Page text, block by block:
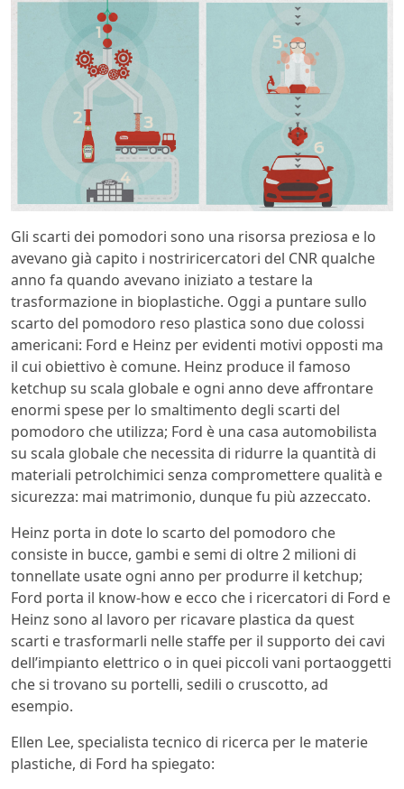
Gli scarti dei pomodori sono una risorsa preziosa e lo
avevano già capito i nostriricercatori del CNR qualche
anno fa quando avevano iniziato a testare la
trasformazione in bioplastiche. Oggi a puntare sullo
scarto del pomodoro reso plastica sono due colossi
americani: Ford e Heinz per evidenti motivi opposti ma
il cui obiettivo è comune. Heinz produce il famoso
ketchup su scala globale e ogni anno deve affrontare
enormi spese per lo smaltimento degli scarti del
pomodoro che utilizza; Ford è una casa automobilista
su scala globale che necessita di ridurre la quantità di
materiali petrolchimici senza compromettere qualità e
sicurezza: mai matrimonio, dunque fu più azzeccato.
Heinz porta in dote lo scarto del pomodoro che
consiste in bucce, gambi e semi di oltre 2 milioni di
tonnellate usate ogni anno per produrre il ketchup;
Ford porta il know-how e ecco che i ricercatori di Ford e
Heinz sono al lavoro per ricavare plastica da quest
scarti e trasformarli nelle staffe per il supporto dei cavi
dell’impianto elettrico o in quei piccoli vani portaoggetti
che si trovano su portelli, sedili o cruscotto, ad
esempio.
Ellen Lee, specialista tecnico di ricerca per le materie
plastiche, di Ford ha spiegato: